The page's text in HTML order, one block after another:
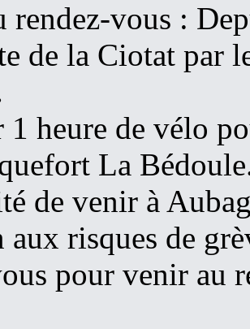
rendez-vous :
de la Ciotat par
1 heure de vélo
La
de venir à
aux risques de
pour venir au